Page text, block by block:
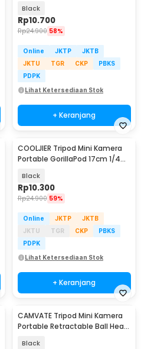
Black
Rp10.700
Rp24.900 58%
Online JKTP
JKTB
JKTU
TGR CKP
PBKS
PDPK
Lihat Ketersediaan Stok
+ Keranjang
COOLJIER Tripod Mini Kamera
Portable GorillaPod 17cm 1/4
Black
Rp10.300
Rp24.900 59%
Online JKTP
JKTB
JKTU
TGR CKP
PBKS
PDPK
Lihat Ketersediaan Stok
+ Keranjang
CAMVATE Tripod Mini Kamera
Portable Retractable Ball Head
Black